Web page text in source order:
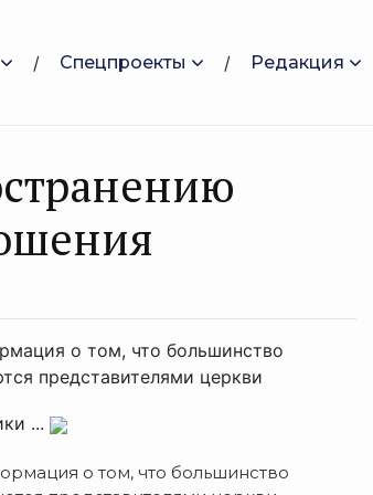
Спецпроекты Редакция
о том, что большинство
представителями церкви
...
о том, что большинство